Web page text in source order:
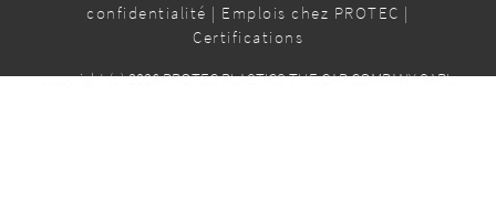
confidentialité | Emplois chez PROTEC |
Certifications
copyright (c) 2026 PROTEC PLASTICS THE CAP COMPANY SARL